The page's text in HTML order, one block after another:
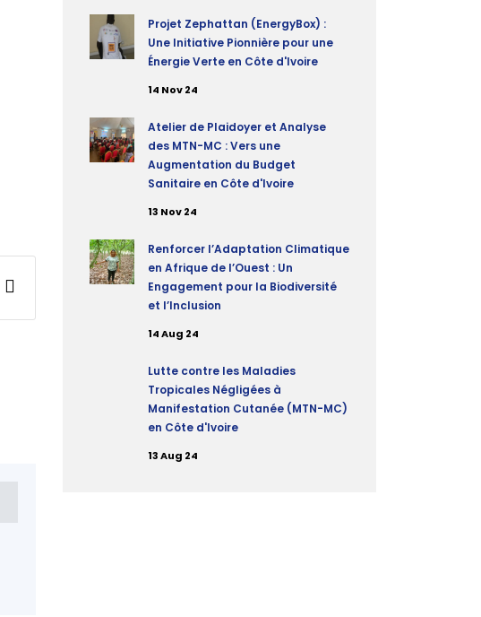
Projet Zephattan (EnergyBox) :
Une Initiative Pionnière pour une
Énergie Verte en Côte d'Ivoire
14 Nov 24
Atelier de Plaidoyer et Analyse
des MTN-MC : Vers une
Augmentation du Budget
Sanitaire en Côte d'Ivoire
13 Nov 24
Renforcer l’Adaptation Climatique
en Afrique de l’Ouest : Un
Engagement pour la Biodiversité
et l’Inclusion
14 Aug 24
Lutte contre les Maladies
Tropicales Négligées à
Manifestation Cutanée (MTN-MC)
en Côte d'Ivoire
13 Aug 24